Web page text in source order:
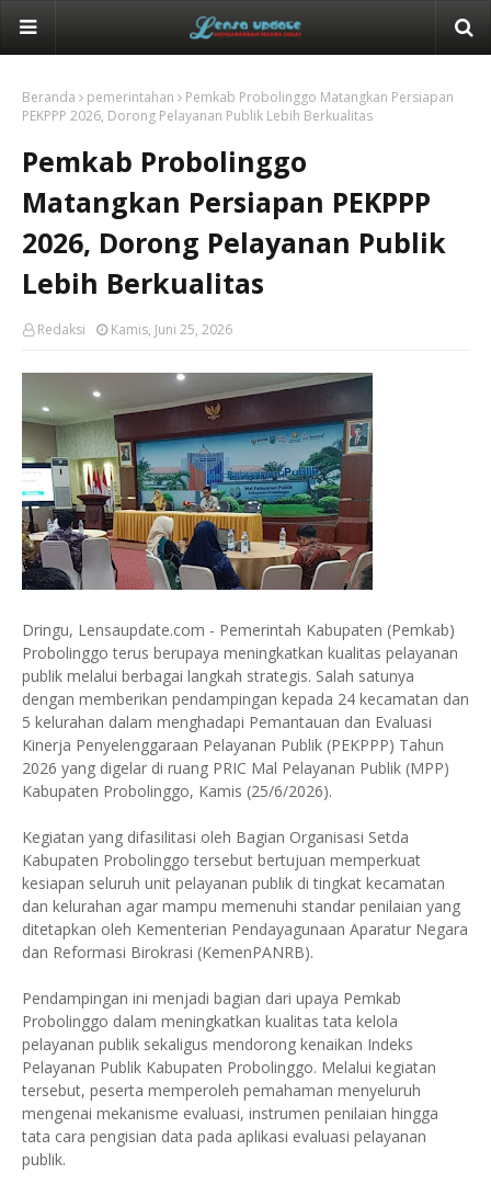
Beranda pemerintahan
Pemkab Probolinggo Matangkan Persiapan
PEKPPP 2026, Dorong Pelayanan Publik Lebih Berkualitas
Pemkab Probolinggo
Matangkan Persiapan PEKPPP
2026, Dorong Pelayanan Publik
Lebih Berkualitas
Redaksi Kamis, Juni 25, 2026
Dringu, Lensaupdate.com - Pemerintah Kabupaten (Pemkab)
Probolinggo terus berupaya meningkatkan kualitas pelayanan
publik melalui berbagai langkah strategis. Salah satunya
dengan memberikan pendampingan kepada 24 kecamatan dan
5 kelurahan dalam menghadapi Pemantauan dan Evaluasi
Kinerja Penyelenggaraan Pelayanan Publik (PEKPPP) Tahun
2026 yang digelar di ruang PRIC Mal Pelayanan Publik (MPP)
Kabupaten Probolinggo, Kamis (25/6/2026).
Kegiatan yang difasilitasi oleh Bagian Organisasi Setda
Kabupaten Probolinggo tersebut bertujuan memperkuat
kesiapan seluruh unit pelayanan publik di tingkat kecamatan
dan kelurahan agar mampu memenuhi standar penilaian yang
ditetapkan oleh Kementerian Pendayagunaan Aparatur Negara
dan Reformasi Birokrasi (KemenPANRB).
Pendampingan ini menjadi bagian dari upaya Pemkab
Probolinggo dalam meningkatkan kualitas tata kelola
pelayanan publik sekaligus mendorong kenaikan Indeks
Pelayanan Publik Kabupaten Probolinggo. Melalui kegiatan
tersebut, peserta memperoleh pemahaman menyeluruh
mengenai mekanisme evaluasi, instrumen penilaian hingga
tata cara pengisian data pada aplikasi evaluasi pelayanan
publik.